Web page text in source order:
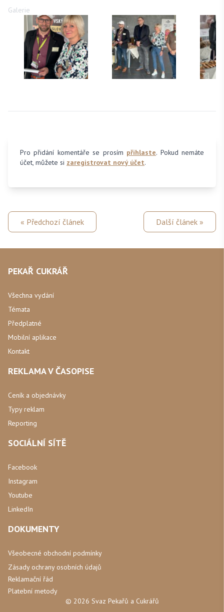
Galerie
Pro přidání komentáře se prosím přihlaste. Pokud nemáte
účet, můžete si zaregistrovat nový účet.
« Předchozí článek Další článek »
PEKAŘ CUKRÁŘ
Všechna vydání
Témata
Předplatné
Mobilní aplikace
Kontakt
REKLAMA V ČASOPISE
Ceník a objednávky
Typy reklam
Reporting
SOCIÁLNÍ SÍTĚ
Facebook
Instagram
Youtube
LinkedIn
DOKUMENTY
Všeobecné obchodní podmínky
Zásady ochrany osobních údajů
Reklamační řád
Platební metody
© 2026 Svaz Pekařů a Cukrářů